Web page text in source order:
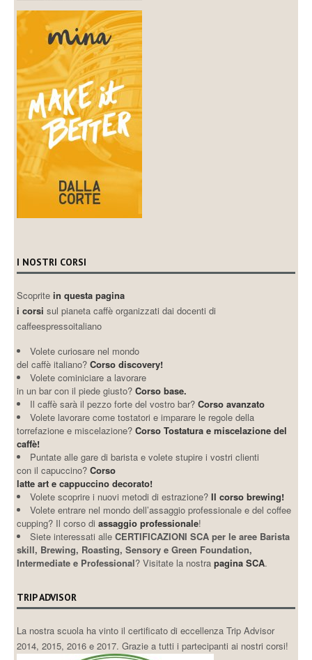
I NOSTRI CORSI
Scopritein questa pagina
i corsi sul pianeta caffè organizzati dai docenti di
caffeespressoitaliano
Volete curiosare nel mondo
del caffè italiano? Corso discovery!
Volete cominiciare a lavorare
in un bar con il piede giusto? Corso base.
Il caffè sarà il pezzo forte del vostro bar?Corso avanzato
Volete lavorare come tostatori e imparare le regole della
torrefazione e miscelazione?Corso Tostatura e miscelazione del
caffè!
Puntate alle gare di barista e volete stupire i vostri clienti
con il capuccino?Corso
latte art e cappuccino decorato!
Volete scoprire i nuovi metodi di estrazione?Il corso brewing!
Volete entrare nel mondo dell’assaggio professionale e del coffee
cupping? Il corso diassaggio professionale!
Siete interessati alleCERTIFICAZIONI SCA per le aree Barista
skill, Brewing, Roasting, Sensory e Green Foundation,
Intermediate e Professional? Visitate la nostrapagina SCA.
TRIP ADVISOR
La nostra scuola ha vinto il certificato di eccellenza Trip Advisor
2014, 2015, 2016 e 2017. Grazie a tutti i partecipanti ai nostri corsi!